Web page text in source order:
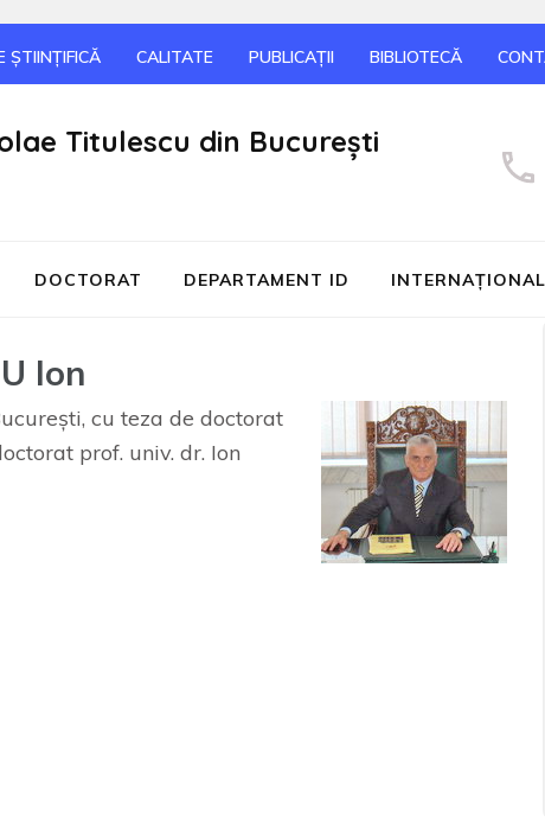
ȘTIINȚIFICĂ CALITATE PUBLICAȚII BIBLIOTECĂ
Titulescu din București
DOCTORAT DEPARTAMENT ID INTERNAŢIONAL
Ion
cu teza de doctorat
prof. univ. dr. Ion